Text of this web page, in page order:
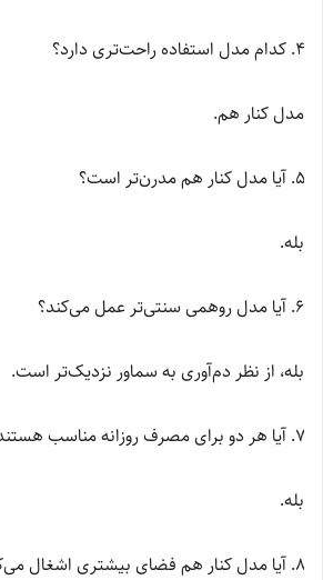
کدام مدل استفاده راحت‌تری دارد؟
مدل کنار هم.
آیا مدل کنار هم مدرن‌تر است؟
بله.
آیا مدل روهمی سنتی‌تر عمل می‌کند؟
بله، از نظر دم‌آوری به سماور نزدیک‌تر است.
آیا هر دو برای مصرف روزانه مناسب
بله.
آیا مدل کنار هم فضای بیشتری اشغال